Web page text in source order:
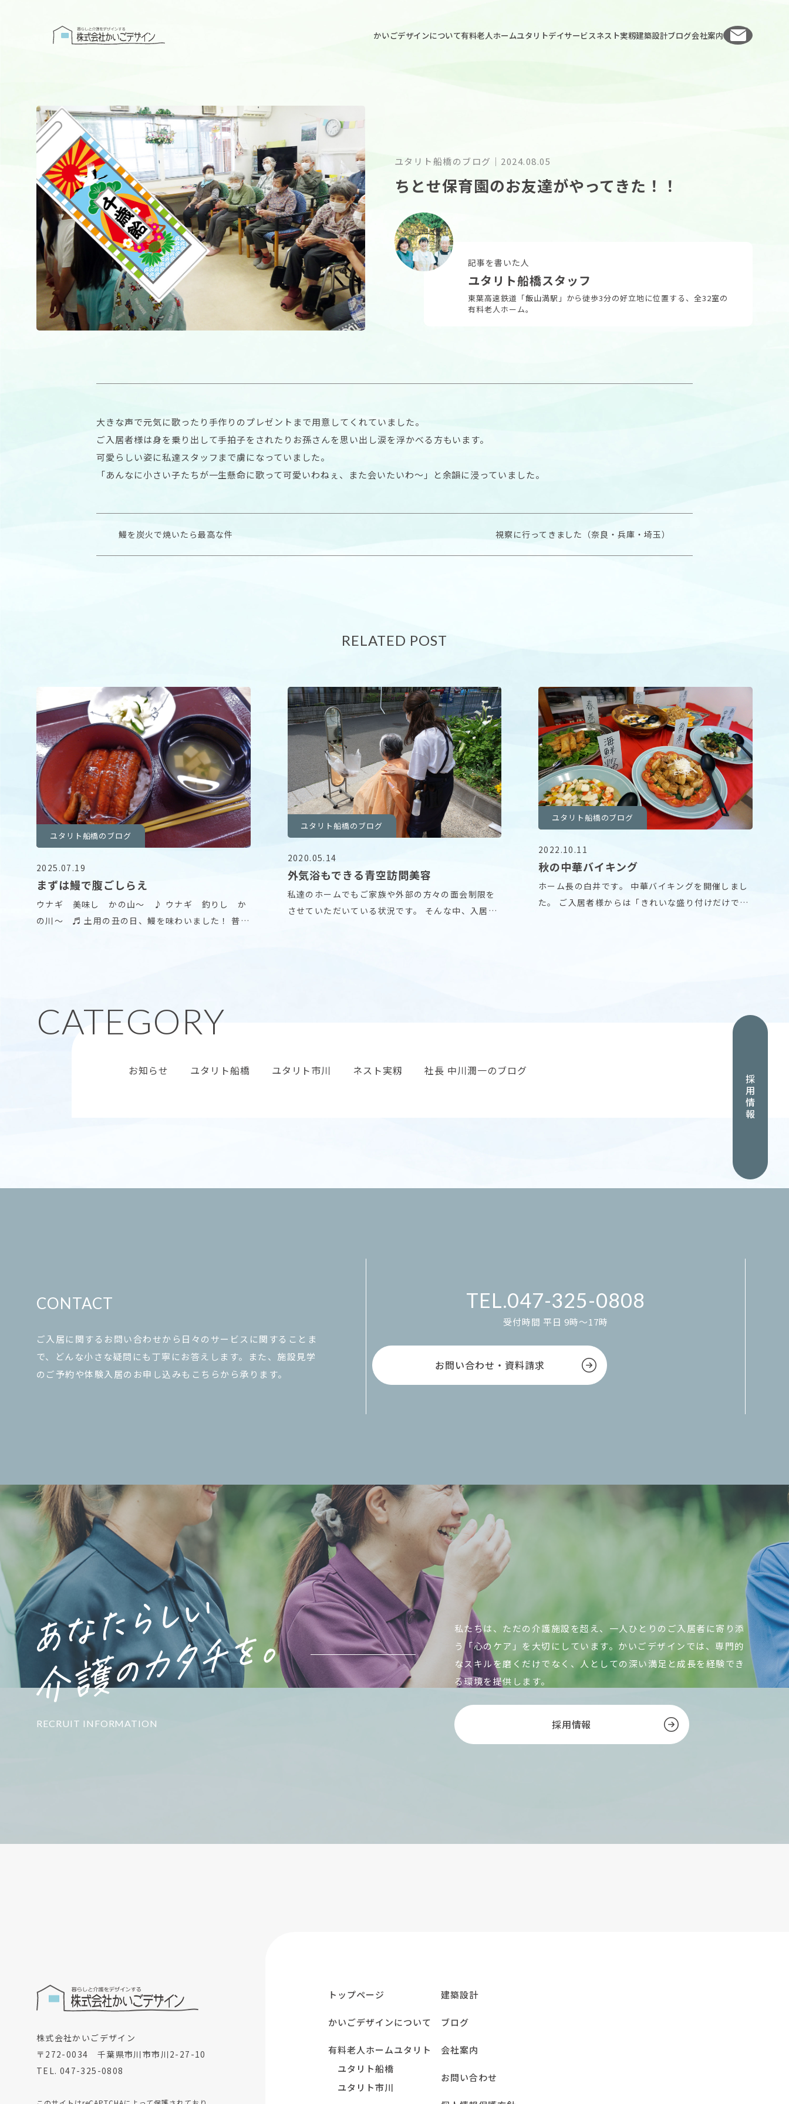
かいごデザインについて有料老人ホームユタリトデイサービスネスト実籾建築設計ブログ会社案内
採用情報
ユタリト船橋のブログ ｜ 2024.08.05
ちとせ保育園のお友達がやってきた！！
記事を書いた人
ユタリト船橋スタッフ
東葉高速鉄道「飯山満駅」から徒歩3分の好立地に位置する、全32室の
有料老人ホーム。
大きな声で元気に歌ったり手作りのプレゼントまで用意してくれていました。
ご入居者様は身を乗り出して手拍子をされたりお孫さんを思い出し涙を浮かべる方もいます。
可愛らしい姿に私達スタッフまで虜になっていました。
「あんなに小さい子たちが一生懸命に歌って可愛いわねぇ、また会いたいわ〜」と余韻に浸っていました。
鰻を炭火で焼いたら最高な件 視察に行ってきました（奈良・兵庫・埼玉）
RELATED POST
ユタリト船橋のブログ
2025.07.19
まずは鰻で腹ごしらえ
ウナギ 美味し かの山〜 ♪ ウナギ 釣りし か
の川〜 ♬ 土用の丑の日、鰻を味わいました！ 普段
ユタリト船橋のブログ
2020.05.14
外気浴もできる青空訪問美容
私達のホームでもご家族や外部の方々の面会制限を
させていただいている状況です。 そんな中、入居者
ユタリト船橋のブログ
2022.10.11
秋の中華バイキング
ホーム長の白井です。 中華バイキングを開催しまし
た。 ご入居者様からは「きれいな盛り付けだけでお
お知らせ ユタリト船橋 ユタリト市川 ネスト実籾 社長 中川潤一のブログ
CONTACT
ご入居に関するお問い合わせから日々のサービスに関することま
で、どんな小さな疑問にも丁寧にお答えします。また、施設見学
のご予約や体験入居のお申し込みもこちらから承ります。
047-325-0808
受付時間 平日 9時～17時
お問い合わせ・資料請求
RECRUIT INFORMATION
私たちは、ただの介護施設を超え、一人ひとりのご入居者に寄り添
う「心のケア」を大切にしています。かいごデザインでは、専門的
なスキルを磨くだけでなく、人としての深い満足と成長を経験でき
る環境を提供します。
採用情報
株式会社かいごデザイン
〒272-0034 千葉県市川市市川2-27-10
TEL. 047-325-0808
トップページ
かいごデザインについて
有料老人ホームユタリト
ユタリト船橋
ユタリト市川
建築設計
ブログ
会社案内
お問い合わせ